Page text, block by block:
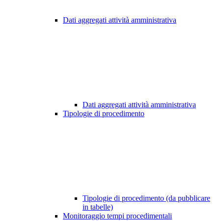
Dati aggregati attività amministrativa
Dati aggregati attività amministrativa
Tipologie di procedimento
Tipologie di procedimento (da pubblicare
in tabelle)
Monitoraggio tempi procedimentali